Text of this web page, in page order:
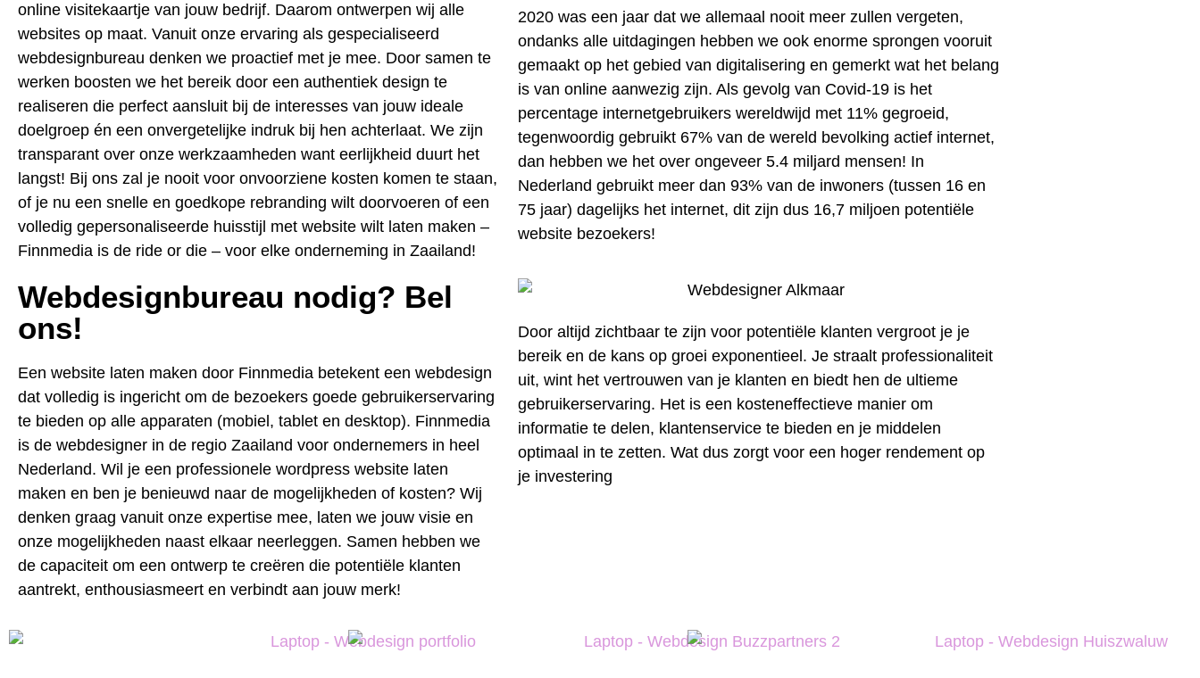
online visitekaartje van jouw bedrijf. Daarom ontwerpen wij alle
websites op maat. Vanuit onze ervaring als gespecialiseerd
webdesignbureau denken we proactief met je mee. Door samen te
werken boosten we het bereik door een authentiek design te
realiseren die perfect aansluit bij de interesses van jouw ideale
doelgroep én een onvergetelijke indruk bij hen achterlaat. We zijn
transparant over onze werkzaamheden want eerlijkheid duurt het
langst! Bij ons zal je nooit voor onvoorziene kosten komen te staan,
of je nu een snelle en goedkope rebranding wilt doorvoeren of een
volledig gepersonaliseerde huisstijl met website wilt laten maken –
Finnmedia is de ride or die – voor elke onderneming in Zaailand!
Webdesignbureau nodig? Bel
ons!
Een website laten maken door Finnmedia betekent een webdesign
dat volledig is ingericht om de bezoekers goede gebruikerservaring
te bieden op alle apparaten (mobiel, tablet en desktop). Finnmedia
is de webdesigner in de regio Zaailand voor ondernemers in heel
Nederland. Wil je een professionele wordpress website laten
maken en ben je benieuwd naar de mogelijkheden of kosten? Wij
denken graag vanuit onze expertise mee, laten we jouw visie en
onze mogelijkheden naast elkaar neerleggen. Samen hebben we
de capaciteit om een ontwerp te creëren die potentiële klanten
aantrekt, enthousiasmeert en verbindt aan jouw merk!
2020 was een jaar dat we allemaal nooit meer zullen vergeten,
ondanks alle uitdagingen hebben we ook enorme sprongen vooruit
gemaakt op het gebied van digitalisering en gemerkt wat het belang
is van online aanwezig zijn. Als gevolg van Covid-19 is het
percentage internetgebruikers wereldwijd met 11% gegroeid,
tegenwoordig gebruikt 67% van de wereld bevolking actief internet,
dan hebben we het over ongeveer 5.4 miljard mensen! In
Nederland gebruikt meer dan 93% van de inwoners (tussen 16 en
75 jaar) dagelijks het internet, dit zijn dus 16,7 miljoen potentiële
website bezoekers!
Door altijd zichtbaar te zijn voor potentiële klanten vergroot je je
bereik en de kans op groei exponentieel. Je straalt professionaliteit
uit, wint het vertrouwen van je klanten en biedt hen de ultieme
gebruikerservaring. Het is een kosteneffectieve manier om
informatie te delen, klantenservice te bieden en je middelen
optimaal in te zetten. Wat dus zorgt voor een hoger rendement op
je investering